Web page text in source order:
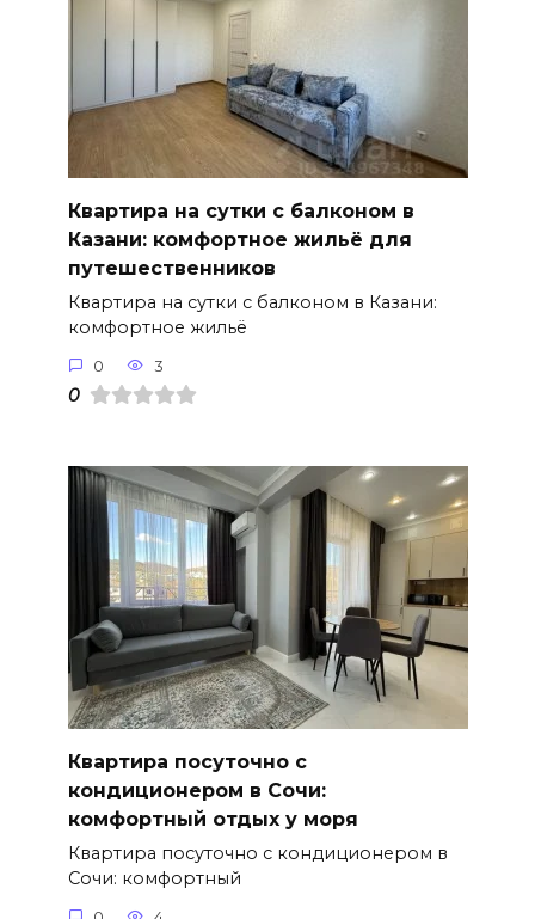
Квартира на сутки с балконом в
Казани: комфортное жильё для
путешественников
Квартира на сутки с балконом в Казани:
комфортное жильё
0 3
0
Квартира посуточно с
кондиционером в Сочи:
комфортный отдых у моря
Квартира посуточно с кондиционером в
Сочи: комфортный